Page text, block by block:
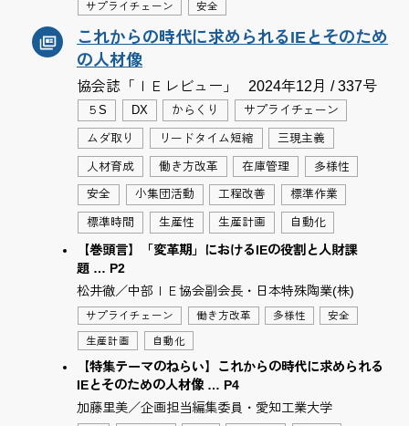
サプライチェーン 安全
これからの時代に求められるIEとそのため
の人材像
協会誌「ＩＥレビュー」 2024年12月 / 337号
５S DX からくり サプライチェーン
ムダ取り リードタイム短縮 三現主義
人材育成 働き方改革 在庫管理 多様性
安全 小集団活動 工程改善 標準作業
標準時間 生産性 生産計画 自動化
【巻頭言】「変革期」におけるIEの役割と人財課
題 … P2
松井徹／中部ＩＥ協会副会長・日本特殊陶業(株)
サプライチェーン 働き方改革 多様性 安全
生産計画 自動化
【特集テーマのねらい】これからの時代に求められる
IEとそのための人材像 … P4
加藤里美／企画担当編集委員・愛知工業大学